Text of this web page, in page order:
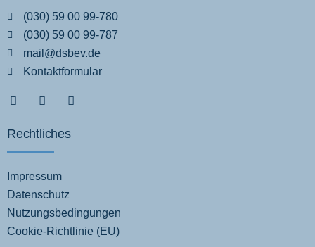
(030) 59 00 99-780
(030) 59 00 99-787
mail@dsbev.de
Kontaktformular
Rechtliches
Impressum
Datenschutz
Nutzungsbedingungen
Cookie-Richtlinie (EU)